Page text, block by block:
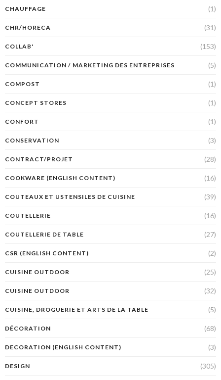
CHAUFFAGE (1)
CHR/HORECA (31)
COLLAB' (153)
COMMUNICATION / MARKETING DES ENTREPRISES (5)
COMPOST (1)
CONCEPT STORES (1)
CONFORT (1)
CONSERVATION (3)
CONTRACT/PROJET (28)
COOKWARE (ENGLISH CONTENT) (16)
COUTEAUX ET USTENSILES DE CUISINE (39)
COUTELLERIE (16)
COUTELLERIE DE TABLE (27)
CSR (ENGLISH CONTENT) (2)
CUISINE OUTDOOR (25)
CUISINE OUTDOOR (32)
CUISINE, DROGUERIE ET ARTS DE LA TABLE (5)
DÉCORATION (68)
DECORATION (ENGLISH CONTENT) (3)
DESIGN (305)